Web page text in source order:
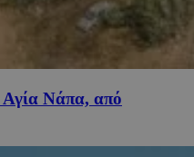
Αγία Νάπα, από